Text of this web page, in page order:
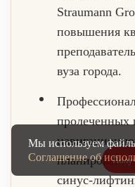
Straumann
повышения
вуза города.
пролеченных
синус-
Мы используем
Соглашение об